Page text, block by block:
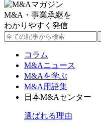
M&A・事業承継を
わかりやすく発信
コラム
M&Aニュース
M&Aを学ぶ
M&A用語集
日本M&Aセンター
選ばれる理由